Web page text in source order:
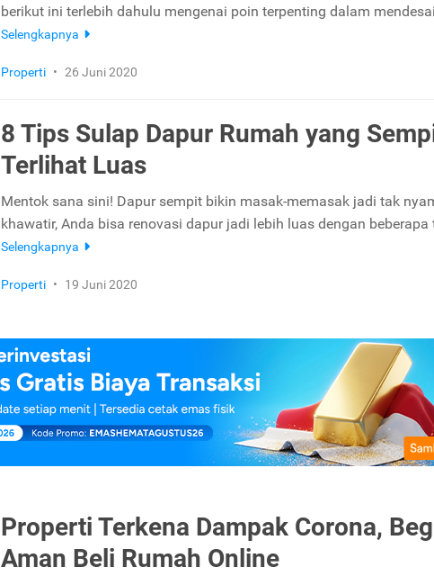
berikut ini terlebih dahulu mengenai poin terpenting dalam
Selengkapnya
Properti • 26 Juni 2020
8 Tips Sulap Dapur Rumah yang
Terlihat Luas
Mentok sana sini! Dapur sempit bikin masak-memasak jadi tak
khawatir, Anda bisa renovasi dapur jadi lebih luas dengan beberapa
Selengkapnya
Properti • 19 Juni 2020
Properti Terkena Dampak Corona,
Aman Beli Rumah Online